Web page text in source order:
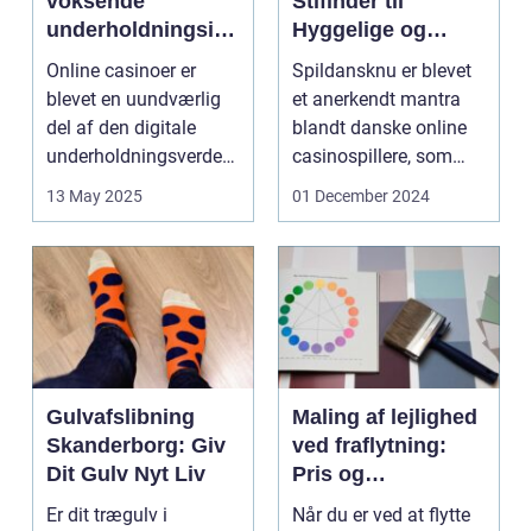
underholdningsind
ustri
Online casinoer er
blevet en uundværlig
del af den digitale
underholdningsverden.
Med den stad...
13 May 2025
Hyggelige og
Underholdende
Online Casinoer
Spildansknu er blevet
et anerkendt mantra
blandt danske online
casinospillere, som
søger unde...
01 December 2024
Gulvafslibning
Skanderborg: Giv
Dit Gulv Nyt Liv
Er dit trægulv i
Maling af lejlighed
ved fraflytning:
Pris og
overvejelser
Når du er ved at flytte